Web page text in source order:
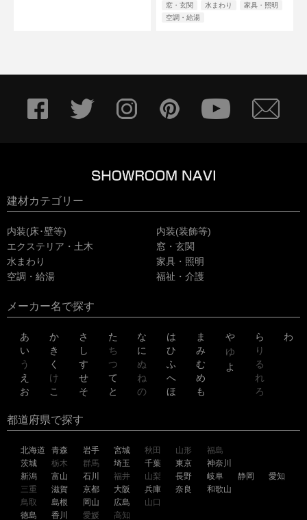
窓・玄関
水まわり
家具・照明
空調・給湯
建材カテゴリー
内装(床･壁等)
内装(装飾等)
エクステリア・土木
窓・玄関
水まわり
家具・照明
空調・給湯
福祉・介護
メーカー名で探す
あ
い
う
え
お
か
き
く
け
こ
さ
し
す
せ
そ
た
ち
つ
て
と
な
に
ぬ
ね
の
は
ひ
ふ
へ
ほ
ま
み
む
め
も
や
ゆ
よ
ら
り
る
れ
ろ
わ
都道府県で探す
北海道 青森 岩手 宮城 秋田 山形
福島
茨城
栃木 群馬 埼玉 千葉 東京
神奈川
新潟
富山 石川 福井 山梨 長野 岐阜 静岡
愛知
三重
滋賀 京都 大阪 兵庫 奈良
和歌山
鳥取
島根 岡山 広島
山口
徳島
香川 愛媛 高知